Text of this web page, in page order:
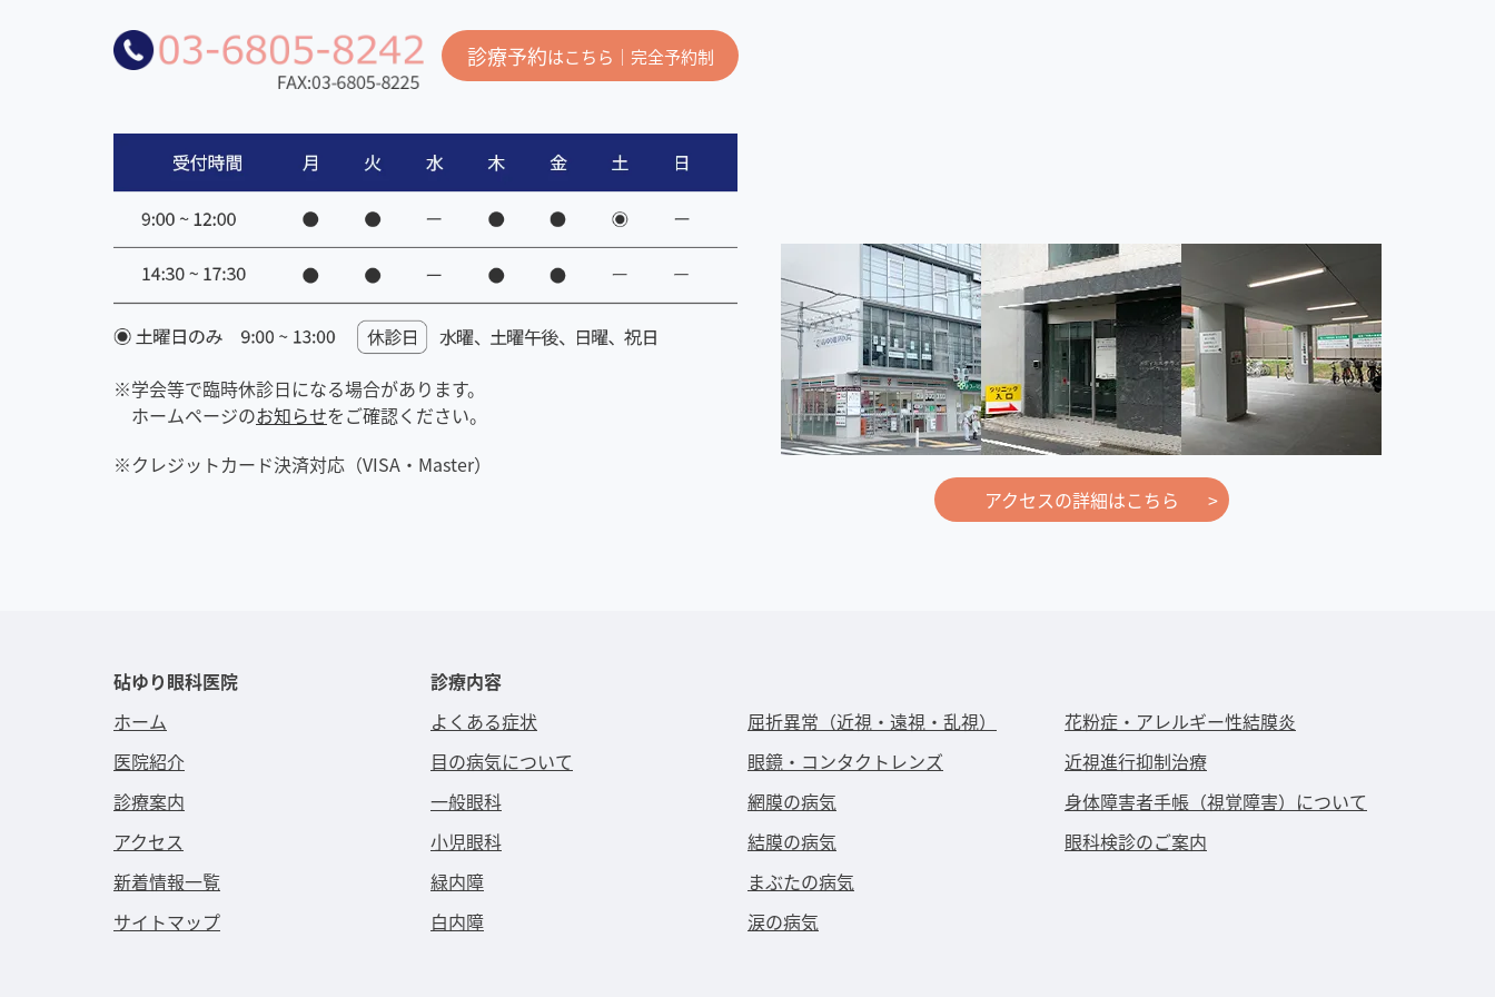
診療予約はこちら｜完全予約制
学会等で臨時休診日になる場合があります。
ホームページのお知らせをご確認ください。
クレジットカード決済対応（VISA・Master）
アクセスの詳細はこちら
砧ゆり眼科医院
ホーム
医院紹介
診療案内
アクセス
新着情報一覧
サイトマップ
診療内容
よくある症状
目の病気について
一般眼科
小児眼科
緑内障
白内障
屈折異常（近視・遠視・乱視）
眼鏡・コンタクトレンズ
網膜の病気
結膜の病気
まぶたの病気
涙の病気
花粉症・アレルギー性結膜炎
近視進⾏抑制治療
身体障害者手帳（視覚障害）について
眼科検診のご案内